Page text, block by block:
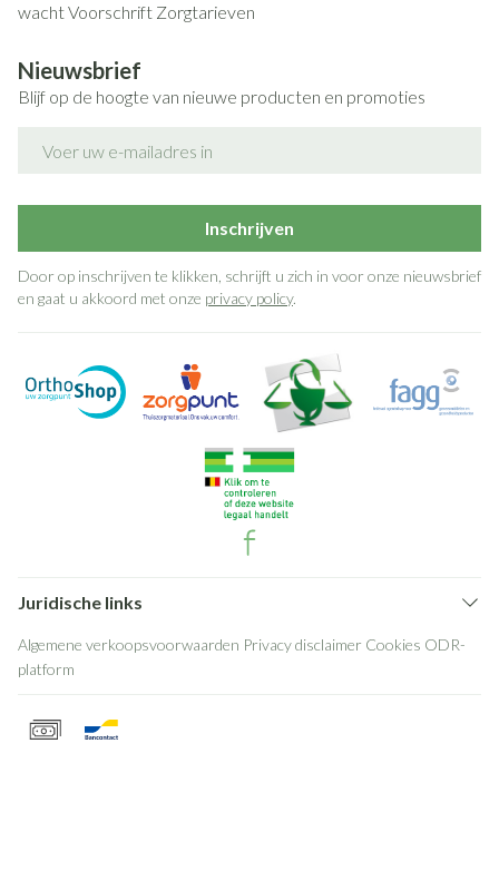
wachtVoorschrift Zorgtarieven
Nieuwsbrief
Blijf op de hoogte van nieuwe producten en promoties
Inschrijven
Door op inschrijven te klikken, schrijft u zich in voor onze nieuwsbrief
en gaat u akkoord met onze privacy policy.
Juridische links
Algemene verkoopsvoorwaarden Privacy disclaimer Cookies ODR-
platform